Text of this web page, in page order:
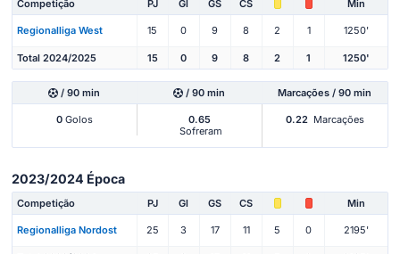
Competição PJ Gl GS CS Min
Regionalliga West 15 0 9 8 2 1 1250'
Total 2024/2025 15 0 9 8 2 1 1250'
/ 90 min / 90 min Marcações / 90 min
0Golos
0.65
Sofreram
0.22 Marcações
2023/2024 Época
Competição PJ Gl GS CS Min
Regionalliga Nordost 25 3 17 11 5 0 2195'